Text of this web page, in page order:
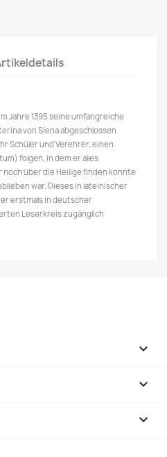
Jahre 1395 seine umfangreiche
von Siena abgeschlossen
Schüler und Verehrer, einen
folgen, in dem er alles
über die Heilige finden konnte
war. Dieses in lateinischer
erstmals in deutscher
Leserkreis zugänglich


keyboard_arrow_down